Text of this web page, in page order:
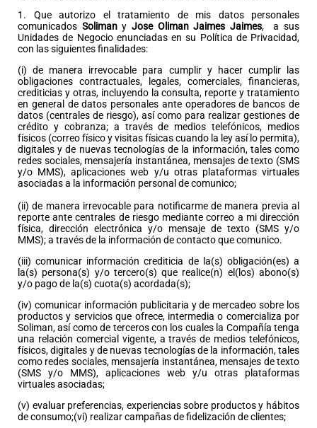
1. Que autorizo el tratamiento de mis datos personales
comunicados SolimanyJose Oliman Jaimes Jaimes,
a sus
Unidades de Negocio enunciadas en su Política de Privacidad,
con las siguientes finalidades:
(i) de manera irrevocable para cumplir y hacer cumplir las
obligaciones contractuales, legales, comerciales, financieras,
crediticias y otras, incluyendo la consulta, reporte y tratamiento
en general de datos personales ante operadores de bancos de
datos (centrales de riesgo), así como para realizar gestiones de
crédito y cobranza; a través de medios telefónicos, medios
físicos (correo físico y visitas físicas cuando la ley así lo permita),
digitales y de nuevas tecnologías de la información, tales como
redes sociales, mensajería instantánea, mensajes de texto (SMS
y/o MMS), aplicaciones web y/u otras plataformas virtuales
asociadas a la información personal de comunico;
(ii) de manera irrevocable para notificarme de manera previa al
reporte ante centrales de riesgo mediante correo a mi dirección
física, dirección electrónica y/o mensaje de texto (SMS y/o
MMS); a través de la información de contacto que comunico.
(iii) comunicar información crediticia de la(s) obligación(es) a
la(s) persona(s) y/o tercero(s) que realice(n) el(los) abono(s)
y/o pago de la(s) cuota(s) acordada(s);
(iv) comunicar información publicitaria y de mercadeo sobre los
productos y servicios que ofrece, intermedia o comercializa por
Soliman, así como de terceros con los cuales la Compañía tenga
una relación comercial vigente, a través de medios telefónicos,
físicos, digitales y de nuevas tecnologías de la información, tales
como redes sociales, mensajería instantánea, mensajes de texto
(SMS y/o MMS), aplicaciones web y/u otras plataformas
virtuales asociadas;
(v) evaluar preferencias, experiencias sobre productos y hábitos
de consumo;(vi) realizar campañas de fidelización de clientes;